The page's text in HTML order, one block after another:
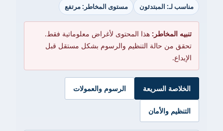
مناسب لـ: المبتدئون
مستوى المخاطر: مرتفع
تنبيه المخاطر: هذا المحتوى لأغراض معلوماتية فقط.
تحقق من حالة التنظيم والرسوم بشكل مستقل قبل
الإيداع.
الخلاصة السريعة الرسوم والعمولات
التنظيم والأمان